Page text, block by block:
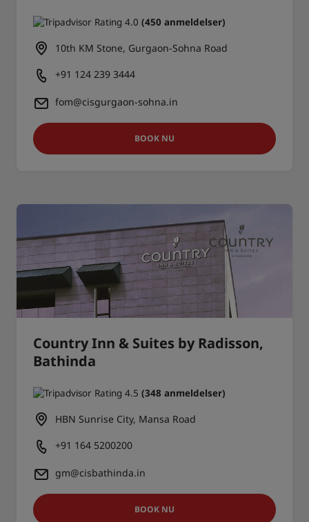
(450 anmeldelser)
10th KM Stone, Gurgaon-Sohna Road
+91 124 239 3444
fom@cisgurgaon-sohna.in
BOOK NU
Country Inn & Suites by Radisson,
Bathinda
(348 anmeldelser)
HBN Sunrise City, Mansa Road
+91 164 5200200
gm@cisbathinda.in
BOOK NU